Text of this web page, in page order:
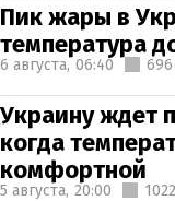
Пик жары в
температура
6 августа, 06:40 696
Украину ждет
когда
комфортной
5 августа, 20:00